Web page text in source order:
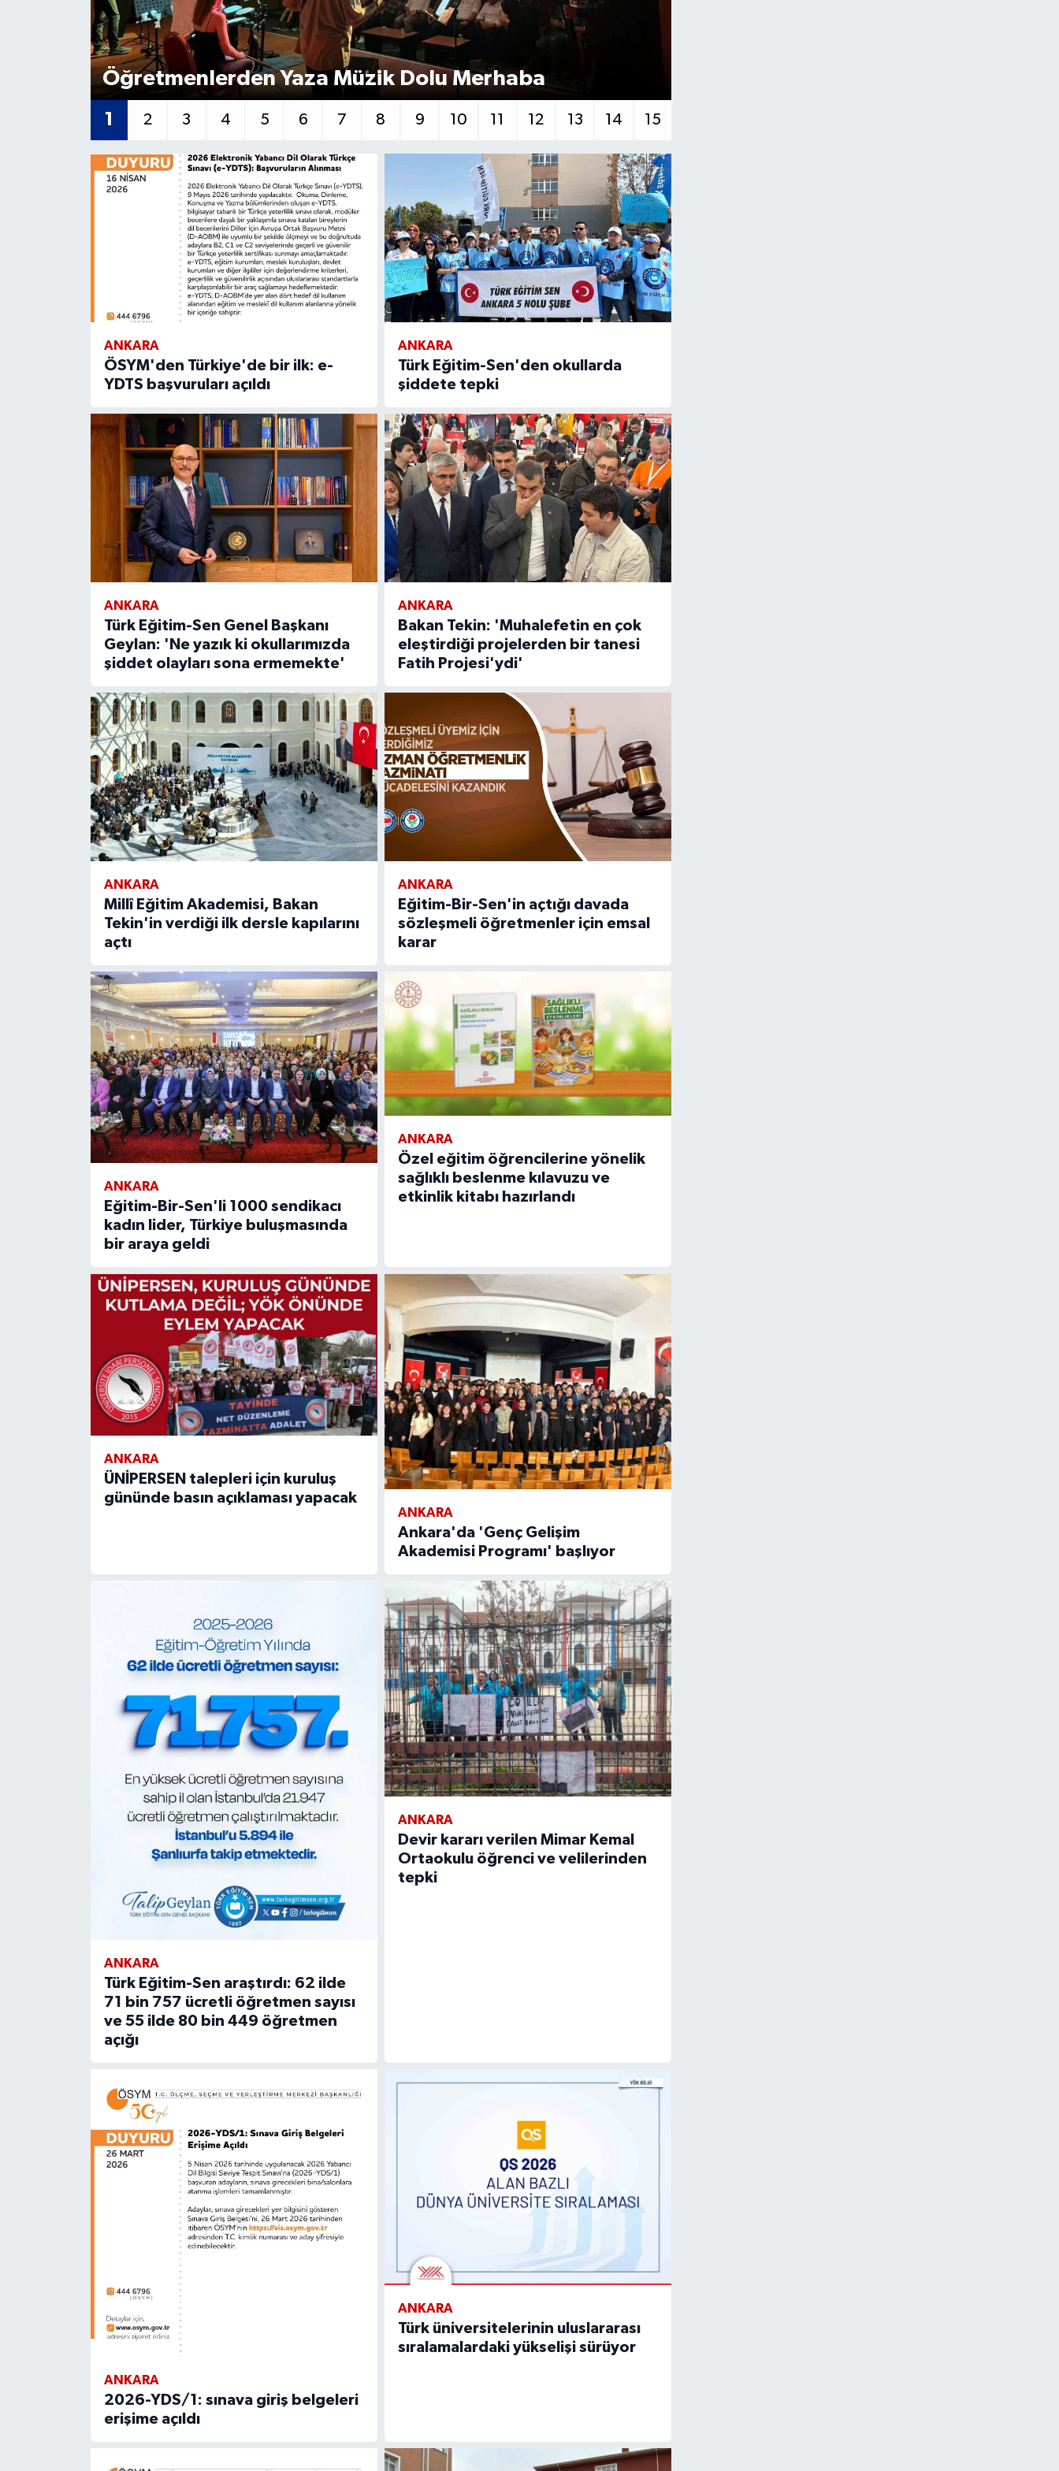
Öğretmenlerden Yaza Müzik Dolu Merhaba
1 2 3 4 5 6 7 8 9 10 11 12 13 14 15
ANKARA
ÖSYM'den Türkiye'de bir ilk: e-
YDTS başvuruları açıldı
ANKARA
Türk Eğitim-Sen'den okullarda
şiddete tepki
ANKARA
Türk Eğitim-Sen Genel Başkanı
Geylan: 'Ne yazık ki okullarımızda
şiddet olayları sona ermemekte'
ANKARA
Bakan Tekin: 'Muhalefetin en çok
eleştirdiği projelerden bir tanesi
Fatih Projesi'ydi'
ANKARA
Millî Eğitim Akademisi, Bakan
Tekin'in verdiği ilk dersle kapılarını
açtı
ANKARA
Eğitim-Bir-Sen'in açtığı davada
sözleşmeli öğretmenler için emsal
karar
ANKARA
Eğitim-Bir-Sen'li 1000 sendikacı
kadın lider, Türkiye buluşmasında
bir araya geldi
ANKARA
Özel eğitim öğrencilerine yönelik
sağlıklı beslenme kılavuzu ve
etkinlik kitabı hazırlandı
ANKARA
ÜNİPERSEN talepleri için kuruluş
gününde basın açıklaması yapacak
ANKARA
Ankara'da 'Genç Gelişim
Akademisi Programı' başlıyor
ANKARA
Türk Eğitim-Sen araştırdı: 62 ilde
71 bin 757 ücretli öğretmen sayısı
ve 55 ilde 80 bin 449 öğretmen
açığı
ANKARA
Devir kararı verilen Mimar Kemal
Ortaokulu öğrenci ve velilerinden
tepki
ANKARA
2026-YDS/1: sınava giriş belgeleri
erişime açıldı
ANKARA
Türk üniversitelerinin uluslararası
sıralamalardaki yükselişi sürüyor
Gordion